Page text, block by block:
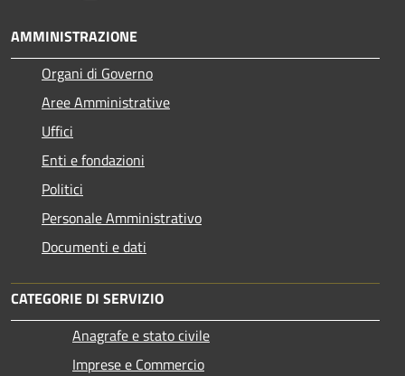
AMMINISTRAZIONE
Organi di Governo
Aree Amministrative
Uffici
Enti e fondazioni
Politici
Personale Amministrativo
Documenti e dati
CATEGORIE DI SERVIZIO
Anagrafe e stato civile
Imprese e Commercio